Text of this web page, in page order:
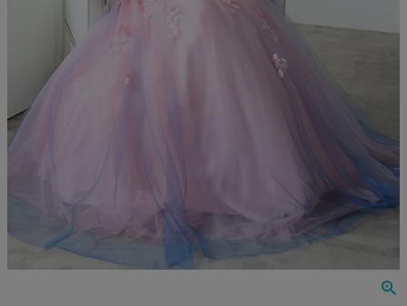
Andy
水着